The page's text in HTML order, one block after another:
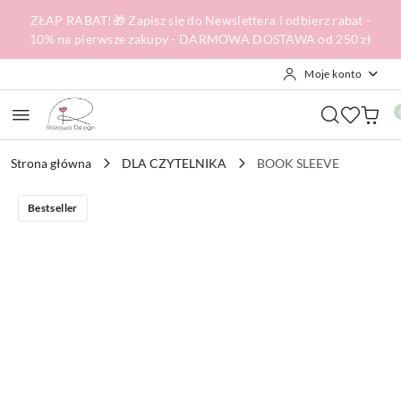
Przejdź do treści głównej
Przejdź do wyszukiwarki
Przejdź do moje konto
Przejdź do menu głównego
Przejdź do opisu produktu
Przejdź do stopki
ZŁAP RABAT!🎁 Zapisz się do Newslettera i odbierz rabat -
10% na pierwsze zakupy - DARMOWA DOSTAWA od 250 zł
Moje konto
Strona główna DLA CZYTELNIKA BOOK SLEEVE
Bestseller